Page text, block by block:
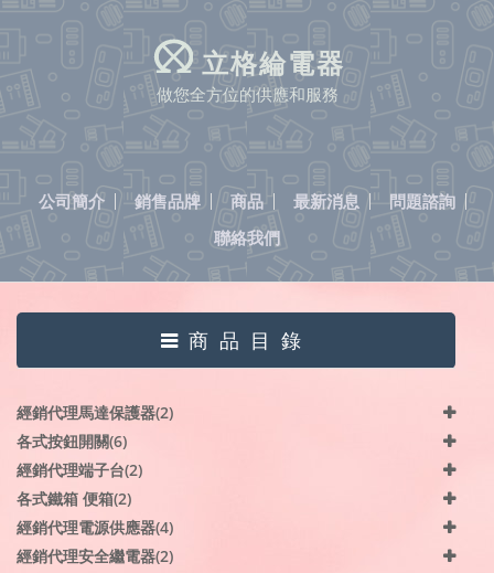
立格綸電器
做您全方位的供應和服務
公司簡介 銷售品牌 商品 最新消息
問題諮詢
聯絡我們
商品目錄
經銷代理馬達保護器(2)
各式按鈕開關(6)
經銷代理端子台(2)
各式鐵箱 便箱(2)
經銷代理電源供應器(4)
經銷代理安全繼電器(2)